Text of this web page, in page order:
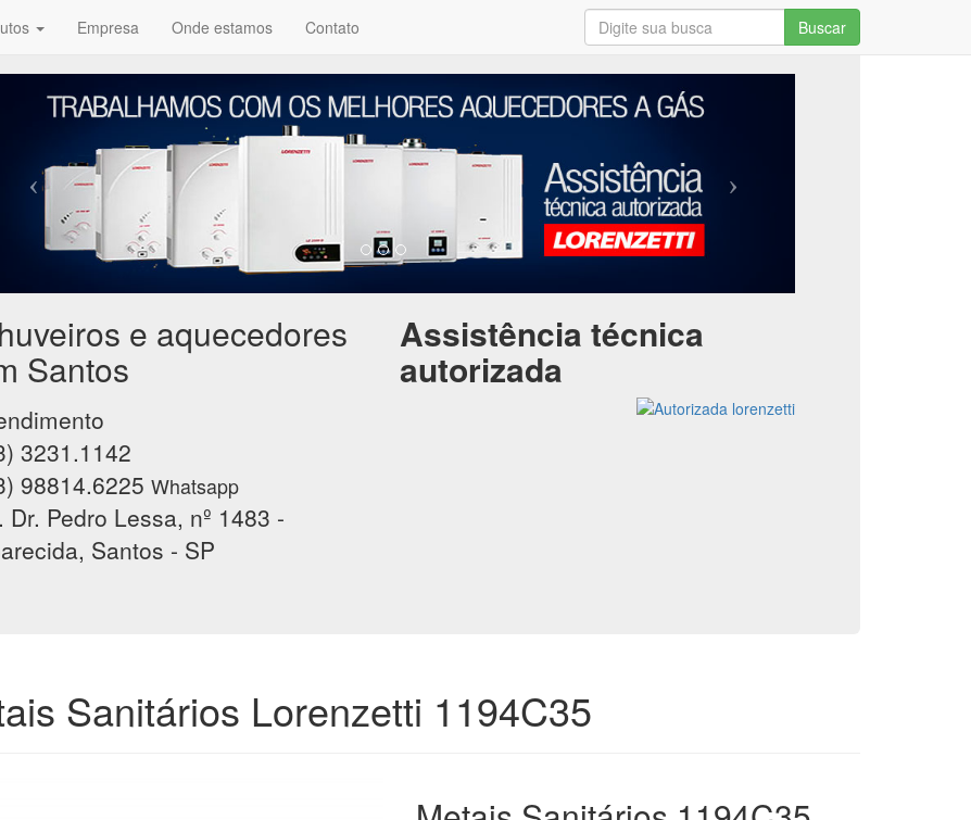
Empresa Onde estamos Contato Buscar
e aquecedores
Santos
3231.1142
98814.6225 Whatsapp
Dr. Pedro Lessa, nº 1483 -
Santos - SP
Assistência técnica
autorizada
Sanitários Lorenzetti 1194C35